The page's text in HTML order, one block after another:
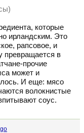
которые
ирландским. Это
рапсовое, и
превращается в
прочие
может и
И еще: мясо
волокнистые
соус.